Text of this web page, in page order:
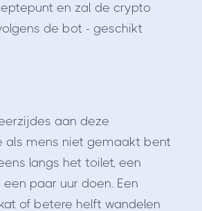
en zal de crypto
de bot - geschikt
aan deze
als mens niet gemaakt bent
langs het toilet, een
paar uur doen. Een
of betere helft wandelen